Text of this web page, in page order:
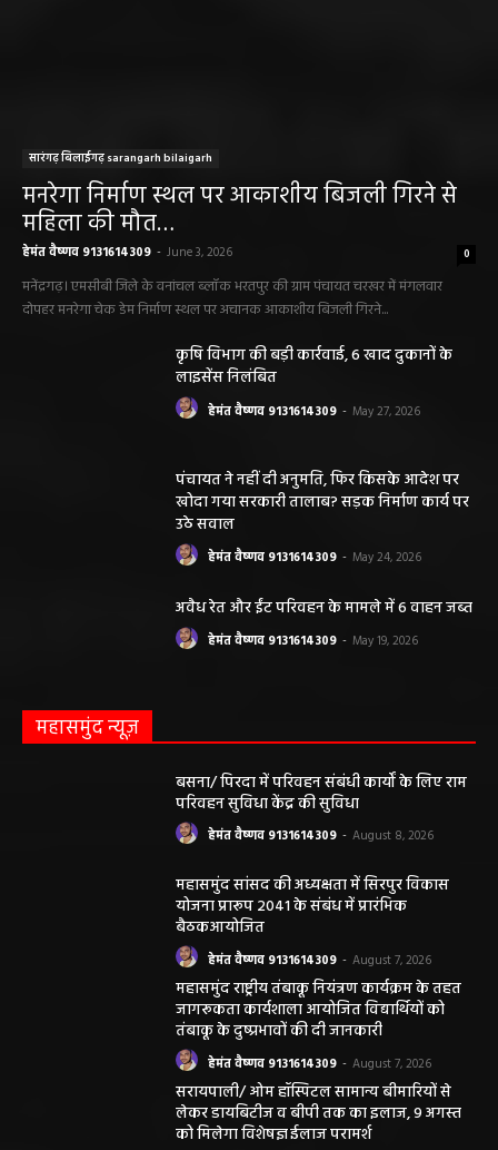
सारंगढ़ बिलाईगढ़ sarangarh bilaigarh
मनरेगा निर्माण स्थल पर आकाशीय बिजली गिरने से
महिला की मौत…
हेमंत वैष्णव 9131614309 - June 3, 2026 0
मनेंद्रगढ़। एमसीबी जिले के वनांचल ब्लॉक भरतपुर की ग्राम पंचायत चरखर में मंगलवार
दोपहर मनरेगा चेक डेम निर्माण स्थल पर अचानक आकाशीय बिजली गिरने...
कृषि विभाग की बड़ी कार्रवाई, 6 खाद दुकानों के
लाइसेंस निलंबित
हेमंत वैष्णव 9131614309 - May 27, 2026
पंचायत ने नहीं दी अनुमति, फिर किसके आदेश पर
खोदा गया सरकारी तालाब? सड़क निर्माण कार्य पर
उठे सवाल
हेमंत वैष्णव 9131614309 - May 24, 2026
अवैध रेत और ईंट परिवहन के मामले में 6 वाहन जब्त
हेमंत वैष्णव 9131614309 - May 19, 2026
महासमुंद न्यूज़
बसना/ पिरदा में परिवहन संबंधी कार्यों के लिए राम
परिवहन सुविधा केंद्र की सुविधा
हेमंत वैष्णव 9131614309 - August 8, 2026
महासमुंद सांसद की अध्यक्षता में सिरपुर विकास
योजना प्रारूप 2041 के संबंध में प्रारंभिक
बैठकआयोजित
हेमंत वैष्णव 9131614309 - August 7, 2026
महासमुंद राष्ट्रीय तंबाकू नियंत्रण कार्यक्रम के तहत
जागरूकता कार्यशाला आयोजित विद्यार्थियों को
तंबाकू के दुष्प्रभावों की दी जानकारी
हेमंत वैष्णव 9131614309 - August 7, 2026
सरायपाली/ ओम हॉस्पिटल सामान्य बीमारियों से
लेकर डायबिटीज व बीपी तक का इलाज, 9 अगस्त
को मिलेगा विशेषज्ञ ईलाज परामर्श